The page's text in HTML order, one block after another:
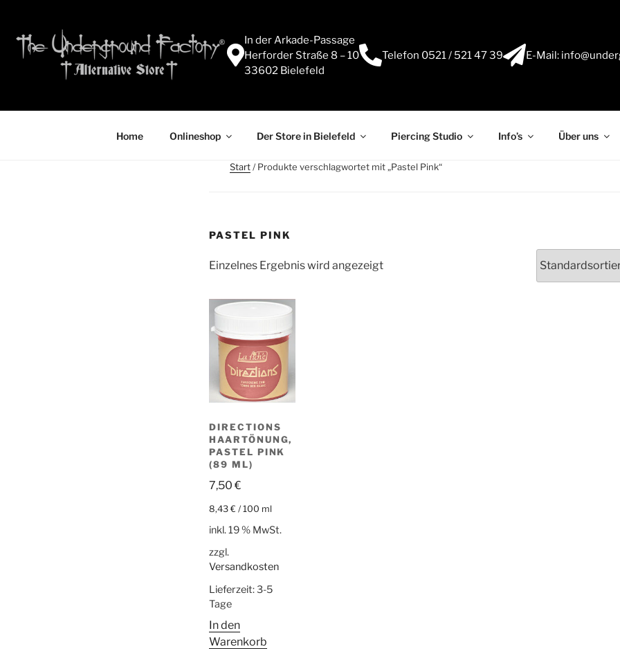
In der Arkade-Passage
Herforder Straße 8 – 10
33602 Bielefeld
Telefon 0521 / 521 47 39 E-Mail:
Home Onlineshop Der Store in Bielefeld Piercing Studio Info’s Über uns
Start/ Produkte verschlagwortet mit „Pastel Pink“
PASTEL PINK
Einzelnes Ergebnis wird angezeigt
DIRECTIONS
HAARTÖNUNG,
PASTEL PINK
(89 ML)
7,50€
8,43 € / 100 ml
inkl. 19 % MwSt.
zzgl.
Versandkosten
Lieferzeit:3-5
Tage
In den
Warenkorb